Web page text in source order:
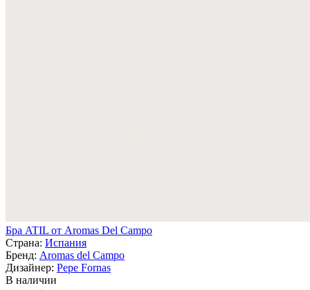
Бра ATIL от Aromas Del Campo
Страна: Испания
Бренд: Aromas del Campo
Дизайнер: Pepe Fornas
В наличии